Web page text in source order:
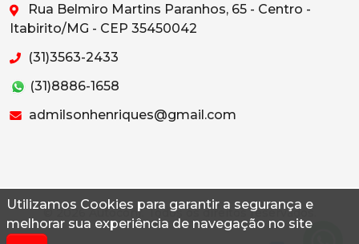
Utilizamos Cookies para garantir a segurança e
melhorar sua experiência de navegação no site
Rua Belmiro Martins Paranhos, 65 - Centro -
Itabirito/MG - CEP 35450042
(31)3563-2433
(31)8886-1658
admilsonhenriques@gmail.com
© 2026 Autoconf. Todos os direitos reservados.